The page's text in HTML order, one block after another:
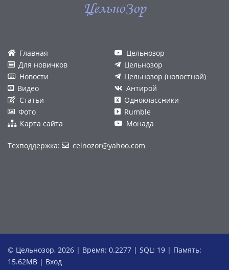
ЦельноЗор
Главная
Для новичков
Новости
Видео
Статьи
Фото
Карта сайта
Цельнозор
Цельнозор
Цельнозор (новостной)
Антирой
Одноклассники
Rumble
Монада
Техподдержка: celnozor@yahoo.com
© Цельнозор, 2026 | Время: 0.2277 | SQL: 19 | Память:
15.62MB | Вход